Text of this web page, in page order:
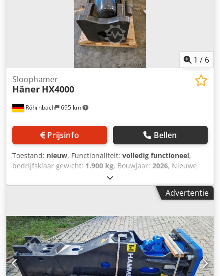
1 / 6
Röhrnbach 695 km
Sloophamer
Häner HX4000
Prijsinfo Bellen
Toestand: nieuw, Functionaliteit: volledig functioneel,
bedrijfsklaar gewicht: 1.900 kg, Bouwjaar: 2026, Nieuwe
hydraulische sloophamer voor graafmachines vanaf 20
ton. Inclusief vulset en hydraulische slangen. Dodpfx
Advertentie